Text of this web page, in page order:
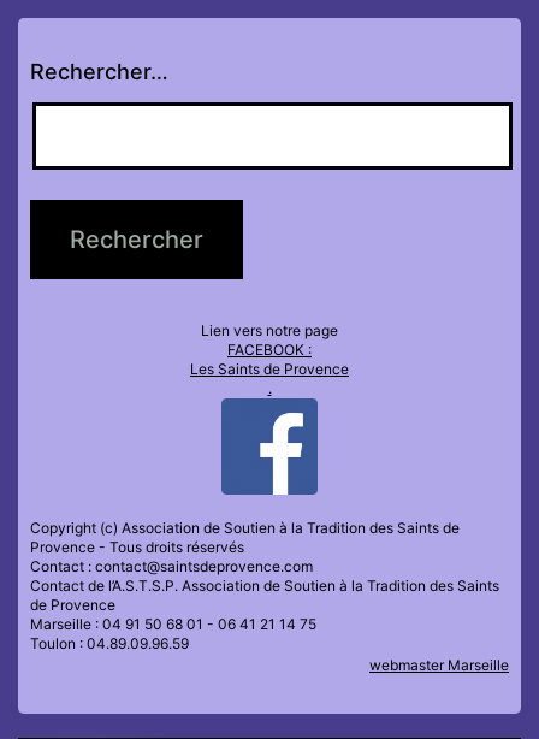
Rechercher…
Lien vers notre page
FACEBOOK :
Les Saints de Provence
.
Copyright (c) Association de Soutien à la Tradition des Saints de
Provence - Tous droits réservés
Contact : contact@saintsdeprovence.com
Contact de l’A.S.T.S.P. Association de Soutien à la Tradition des Saints
de Provence
Marseille : 04 91 50 68 01 - 06 41 21 14 75
Toulon : 04.89.09.96.59
webmaster Marseille